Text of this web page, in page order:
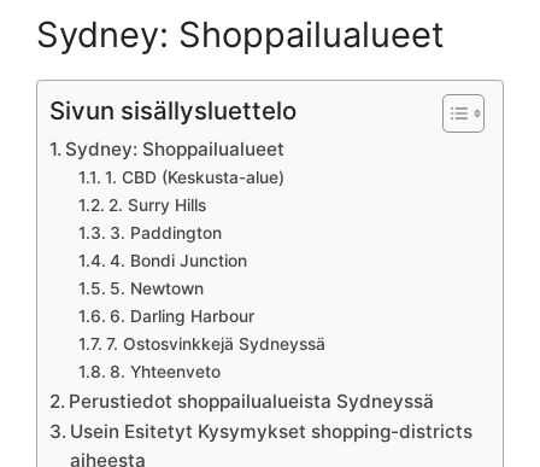
Sydney: Shoppailualueet
Sivun sisällysluettelo
Sydney: Shoppailualueet
1. CBD (Keskusta-alue)
2. Surry Hills
3. Paddington
4. Bondi Junction
5. Newtown
6. Darling Harbour
7. Ostosvinkkejä Sydneyssä
8. Yhteenveto
Perustiedot shoppailualueista Sydneyssä
Usein Esitetyt Kysymykset shopping-districts
aiheesta